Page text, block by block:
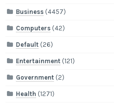
Business (4457)
Computers (42)
Default (26)
Entertainment (121)
Government (2)
Health (1271)